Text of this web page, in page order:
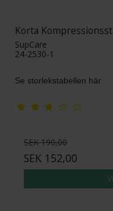
Korta
SupCare
24-2530-1
Se storlekstabellen här
SEK 190,00
SEK 152,00